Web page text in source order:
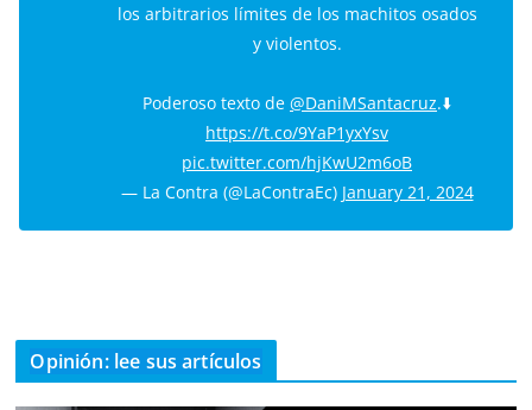
los arbitrarios límites de los machitos osados
y violentos.
Poderoso texto de @DaniMSantacruz.⬇️
https://t.co/9YaP1yxYsv
pic.twitter.com/hjKwU2m6oB
— La Contra (@LaContraEc) January 21, 2024
Opinión: lee sus artículos